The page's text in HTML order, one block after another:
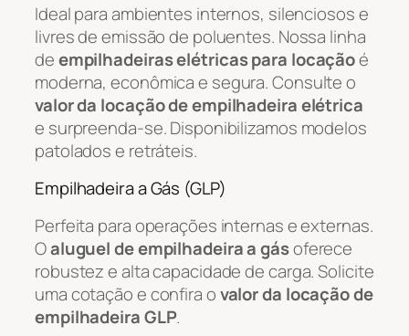
Ideal para ambientes internos, silenciosos e
livres de emissão de poluentes. Nossa linha
deempilhadeiras elétricas para locaçãoé
moderna, econômica e segura. Consulte o
valor da locação de empilhadeira elétrica
e surpreenda-se. Disponibilizamos modelos
patolados e retráteis.
Empilhadeira a Gás (GLP)
Perfeita para operações internas e externas.
Oaluguel de empilhadeira a gásoferece
robustez e alta capacidade de carga. Solicite
uma cotação e confira ovalor da locação de
empilhadeira GLP.